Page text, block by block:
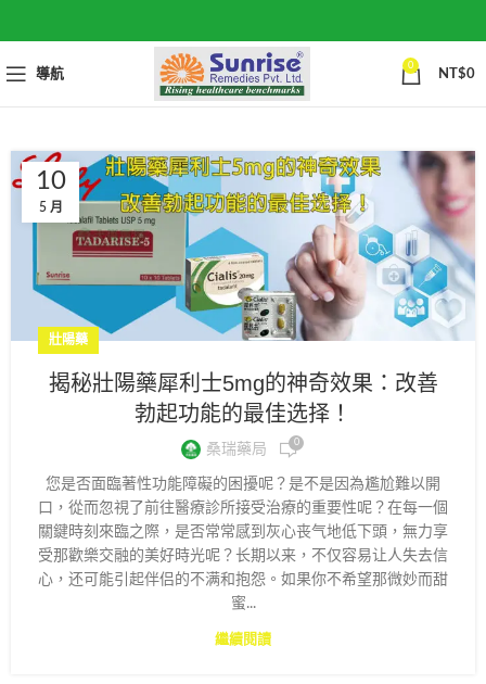
導航
0
NT$0
10
5 月
壯陽藥
揭秘壯陽藥犀利士5mg的神奇效果：改善
勃起功能的最佳选择！
桑瑞藥局 0
您是否面臨著性功能障礙的困擾呢？是不是因為尷尬難以開
口，從而忽視了前往醫療診所接受治療的重要性呢？在每一個
關鍵時刻來臨之際，是否常常感到灰心丧气地低下頭，無力享
受那歡樂交融的美好時光呢？长期以来，不仅容易让人失去信
心，还可能引起伴侣的不满和抱怨。如果你不希望那微妙而甜
蜜...
繼續閱讀